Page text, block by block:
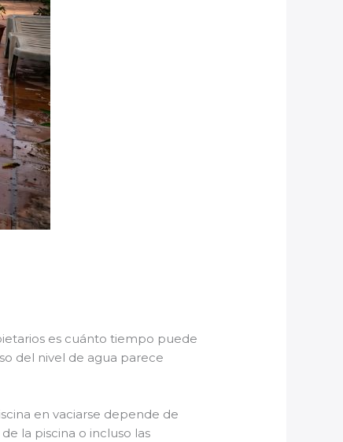
es cuánto tiempo puede
del nivel de agua parece
en vaciarse depende de
la piscina o incluso las